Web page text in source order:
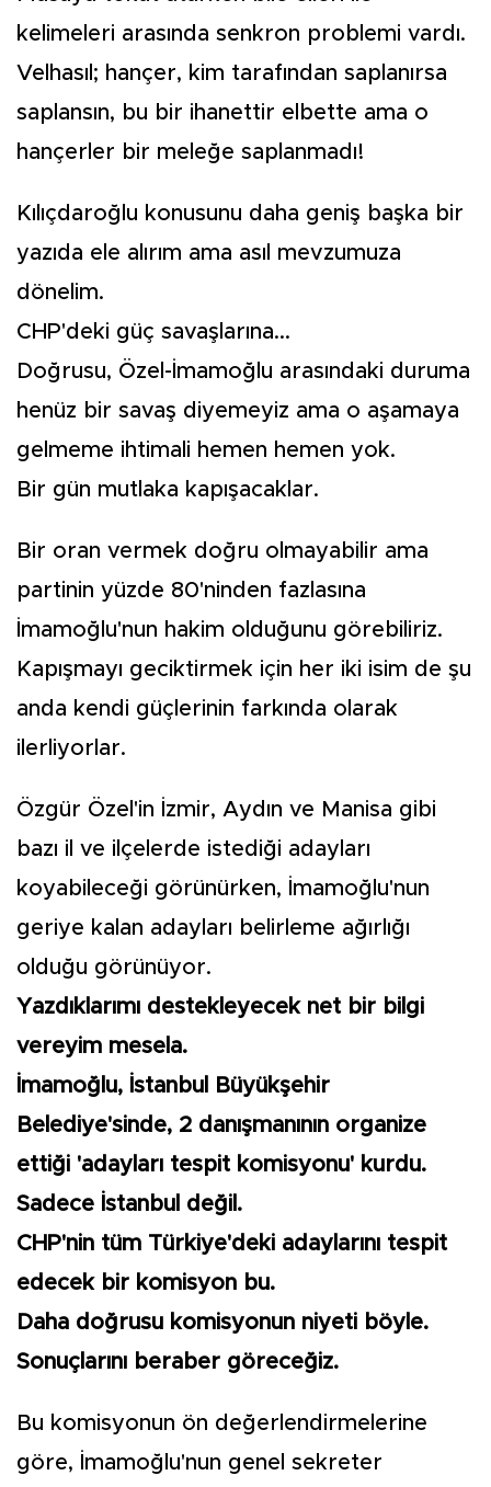
kelimeleri arasında senkron problemi vardı.
Velhasıl; hançer, kim tarafından saplanırsa
saplansın, bu bir ihanettir elbette ama o
hançerler bir meleğe saplanmadı!
Kılıçdaroğlu konusunu daha geniş başka bir
yazıda ele alırım ama asıl mevzumuza
dönelim.
CHP'deki güç savaşlarına...
Doğrusu, Özel-İmamoğlu arasındaki duruma
henüz bir savaş diyemeyiz ama o aşamaya
gelmeme ihtimali hemen hemen yok.
Bir gün mutlaka kapışacaklar.
Bir oran vermek doğru olmayabilir ama
partinin yüzde 80'ninden fazlasına
İmamoğlu'nun hakim olduğunu görebiliriz.
Kapışmayı geciktirmek için her iki isim de şu
anda kendi güçlerinin farkında olarak
ilerliyorlar.
Özgür Özel'in İzmir, Aydın ve Manisa gibi
bazı il ve ilçelerde istediği adayları
koyabileceği görünürken, İmamoğlu'nun
geriye kalan adayları belirleme ağırlığı
olduğu görünüyor.
Yazdıklarımı destekleyecek net bir bilgi
vereyim mesela.
İmamoğlu, İstanbul Büyükşehir
Belediye'sinde, 2 danışmanının organize
ettiği 'adayları tespit komisyonu' kurdu.
Sadece İstanbul değil.
CHP'nin tüm Türkiye'deki adaylarını tespit
edecek bir komisyon bu.
Daha doğrusu komisyonun niyeti böyle.
Sonuçlarını beraber göreceğiz.
Bu komisyonun ön değerlendirmelerine
göre, İmamoğlu'nun genel sekreter